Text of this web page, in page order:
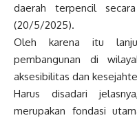
daerah terpencil
(20/5/2025).
Oleh karena itu
pembangunan di
aksesibilitas dan
Harus disadari
merupakan fondasi